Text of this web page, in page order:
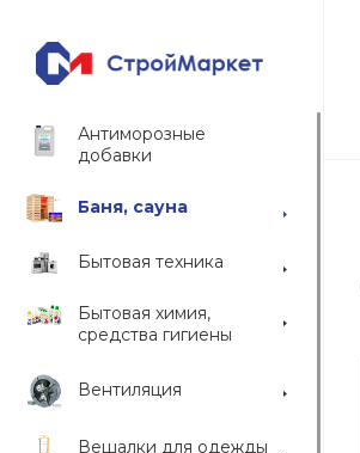
Антиморозные
добавки
Баня, сауна
Бытовая техника
Бытовая химия,
средства гигиены
Вентиляция
Вешалки для одежды